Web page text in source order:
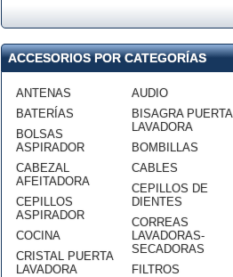
ACCESORIOS POR CATEGORÍAS
ANTENAS
BATERÍAS
BOLSAS
ASPIRADOR
CABEZAL
AFEITADORA
CEPILLOS
ASPIRADOR
COCINA
CRISTAL PUERTA
LAVADORA
AUDIO
BISAGRA PUERTA
LAVADORA
BOMBILLAS
CABLES
CEPILLOS DE
DIENTES
CORREAS
LAVADORAS-
SECADORAS
FILTROS